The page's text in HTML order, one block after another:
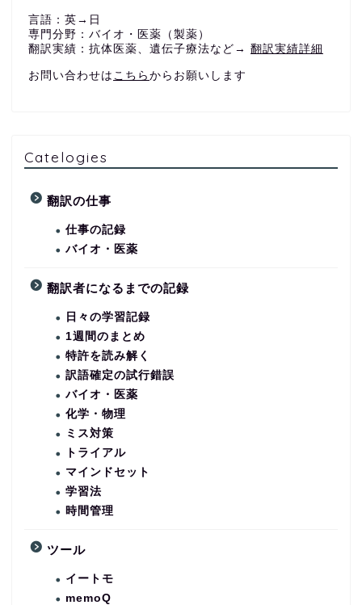
言語：英→日
専門分野：バイオ・医薬（製薬）
翻訳実績：抗体医薬、遺伝子療法など→ 翻訳実績詳細
お問い合わせは こちら からお願いします
Catelogies
翻訳の仕事
仕事の記録
バイオ・医薬
翻訳者になるまでの記録
日々の学習記録
1週間のまとめ
特許を読み解く
訳語確定の試行錯誤
バイオ・医薬
化学・物理
ミス対策
トライアル
マインドセット
学習法
時間管理
ツール
イートモ
memoQ